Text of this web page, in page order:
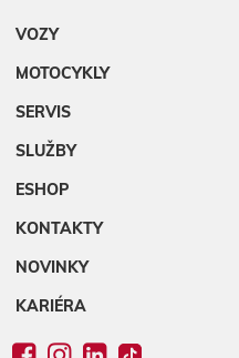
VOZY
MOTOCYKLY
SERVIS
SLUŽBY
ESHOP
KONTAKTY
NOVINKY
KARIÉRA